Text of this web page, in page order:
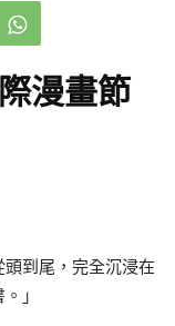
漫畫節
頭到尾，完全沉浸在
」